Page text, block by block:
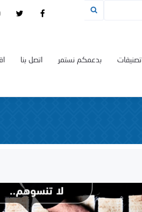
اتصل بنا بدعمكم نستمر تصنيفات